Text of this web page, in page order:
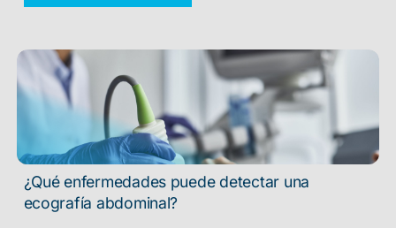
¿Qué enfermedades puede detectar una
ecografía abdominal?